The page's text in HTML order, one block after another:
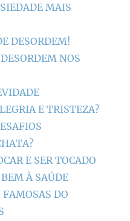
MAIS
DESORDEM!
NOS
E TRISTEZA?
E SER TOCADO
À SAÚDE
DO